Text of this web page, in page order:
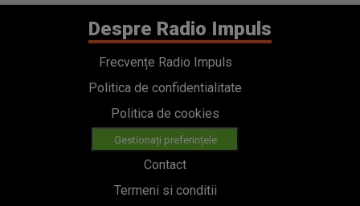
Despre Radio Impuls
Frecvențe Radio Impuls
Politica de confidentialitate
Politica de cookies
Gestionați preferințele
Contact
Termeni si conditii